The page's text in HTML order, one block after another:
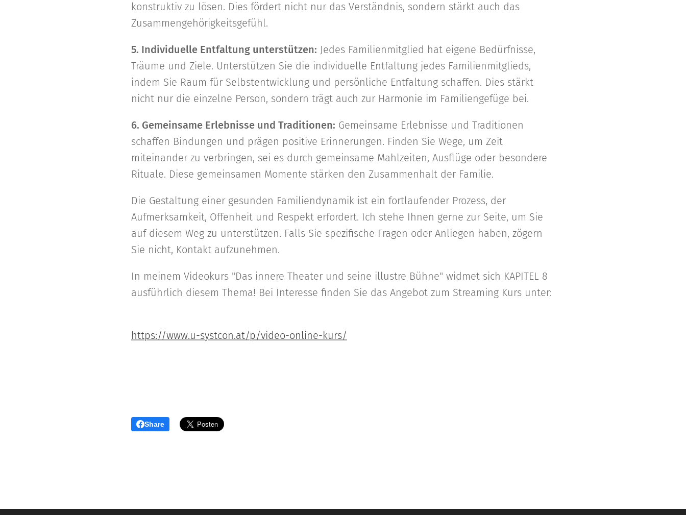
konstruktiv zu lösen. Dies fördert nicht nur das Verständnis, sondern stärkt auch das
Zusammengehörigkeitsgefühl.
5. Individuelle Entfaltung unterstützen: Jedes Familienmitglied hat eigene Bedürfnisse,
Träume und Ziele. Unterstützen Sie die individuelle Entfaltung jedes Familienmitglieds,
indem Sie Raum für Selbstentwicklung und persönliche Entfaltung schaffen. Dies stärkt
nicht nur die einzelne Person, sondern trägt auch zur Harmonie im Familiengefüge bei.
6. Gemeinsame Erlebnisse und Traditionen: Gemeinsame Erlebnisse und Traditionen
schaffen Bindungen und prägen positive Erinnerungen. Finden Sie Wege, um Zeit
miteinander zu verbringen, sei es durch gemeinsame Mahlzeiten, Ausflüge oder besondere
Rituale. Diese gemeinsamen Momente stärken den Zusammenhalt der Familie.
Die Gestaltung einer gesunden Familiendynamik ist ein fortlaufender Prozess, der
Aufmerksamkeit, Offenheit und Respekt erfordert. Ich stehe Ihnen gerne zur Seite, um Sie
auf diesem Weg zu unterstützen. Falls Sie spezifische Fragen oder Anliegen haben, zögern
Sie nicht, Kontakt aufzunehmen.
In meinem Videokurs "Das innere Theater und seine illustre Bühne" widmet sich KAPITEL 8
ausführlich diesem Thema! Bei Interesse finden Sie das Angebot zum Streaming Kurs unter:
https://www.u-systcon.at/p/video-online-kurs/
Share